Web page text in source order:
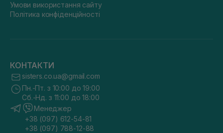
Умови використання сайту
Політика конфіденційності
КОНТАКТИ
sisters.co.ua@gmail.com
Пн.-Пт. з 10:00 до 19:00
Сб.-Нд. з 11:00 до 18:00
Менеджер
+38 (097) 612-54-81
+38 (097) 788-12-88